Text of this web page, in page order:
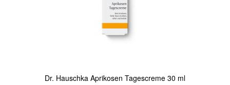
Dr. Hauschka Aprikosen Tagescreme 30 ml